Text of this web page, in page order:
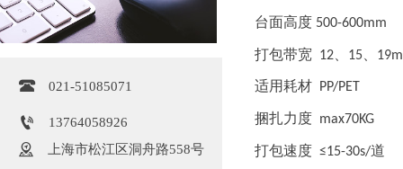
 021-51085071
 13764058926
 上海市松江区洞舟路558号
台面高度 500-600mm
打包带宽 12 15
适用耗材 PP/PET
捆扎力度 max70KG
打包速度 ≤15-30s/道